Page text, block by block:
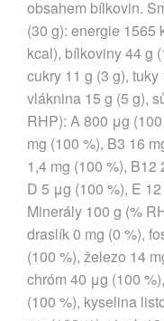
obsahem bílkovin.
(30 g): energie 1565
kcal), bílkoviny 44 g
cukry 11 g (3 g),
vláknina 15 g (5 g),
RHP): A 800 μg
mg (100 %), B3 16
1,4 mg (100 %), B12
D 5 μg (100 %), E
Minerály 100 g (%
draslík 0 mg (0 %),
(100 %), železo 14
chróm 40 μg (100
(100 %), kyselina